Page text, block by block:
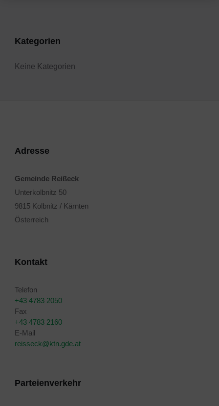
Kategorien
Keine Kategorien
Adresse
Gemeinde Reißeck
Unterkolbnitz 50
9815 Kolbnitz / Kärnten
Österreich
Kontakt
Telefon
+43 4783 2050
Fax
+43 4783 2160
E-Mail
reisseck@ktn.gde.at
Parteienverkehr